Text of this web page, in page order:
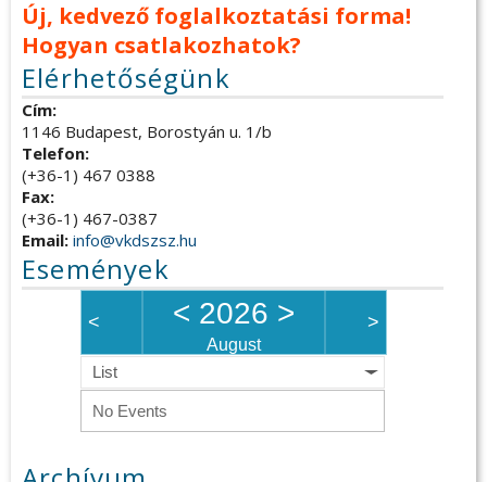
Új, kedvező foglalkoztatási forma!
Hogyan csatlakozhatok?
Elérhetőségünk
Cím:
1146 Budapest, Borostyán u. 1/b
Telefon:
(+36-1) 467 0388
Fax:
(+36-1) 467-0387
Email: info@vkdszsz.hu
Események
< < 2026 >
August
>
List
No Events